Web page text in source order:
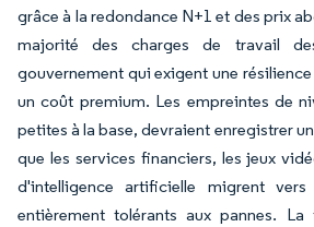
grâce à la redondance N+1 et des prix
majorité des charges de travail
gouvernement qui exigent une
un coût premium. Les empreintes de
petites à la base, devraient enregistrer
que les services financiers, les jeux
d'intelligence artificielle migrent vers
entièrement tolérants aux pannes.